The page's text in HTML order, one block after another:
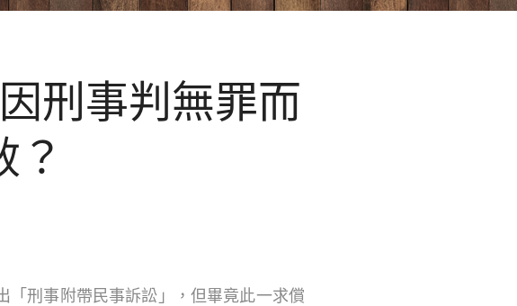
刑事判無罪而
？
「刑事附帶民事訴訟」，但畢竟此一求償